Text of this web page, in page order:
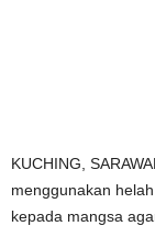
KUCHING,
menggunakan
kepada mangsa